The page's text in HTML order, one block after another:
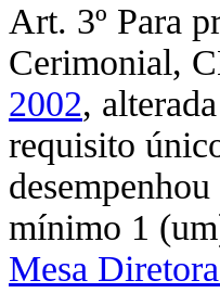
Art. 3º Para
Cerimonial,
2002,
requisito
mínimo 1
Mesa